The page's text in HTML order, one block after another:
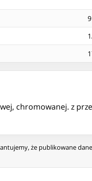
chromowanej. z
że publikowane